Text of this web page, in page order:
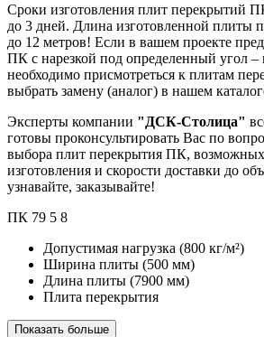
Сроки изготовления плит перекрытий
до 3 дней. Длина изготовленной плиты
до 12 метров! Если в вашем проекте
ПК с нарезкой под определенный угол –
необходимо присмотреться к плитам
выбрать замену (аналог) в нашем
Эксперты компании "ДСК-Столица"
готовы проконсультировать Вас по
выбора плит перекрытия ПК, возможных
изготовления и скорости доставки до
узнавайте, заказывайте!
ПК 79 5 8
Допустимая нагрузка (800 кг/м²)
Ширина плиты (500 мм)
Длина плиты (7900 мм)
Плита перекрытия
Показать больше